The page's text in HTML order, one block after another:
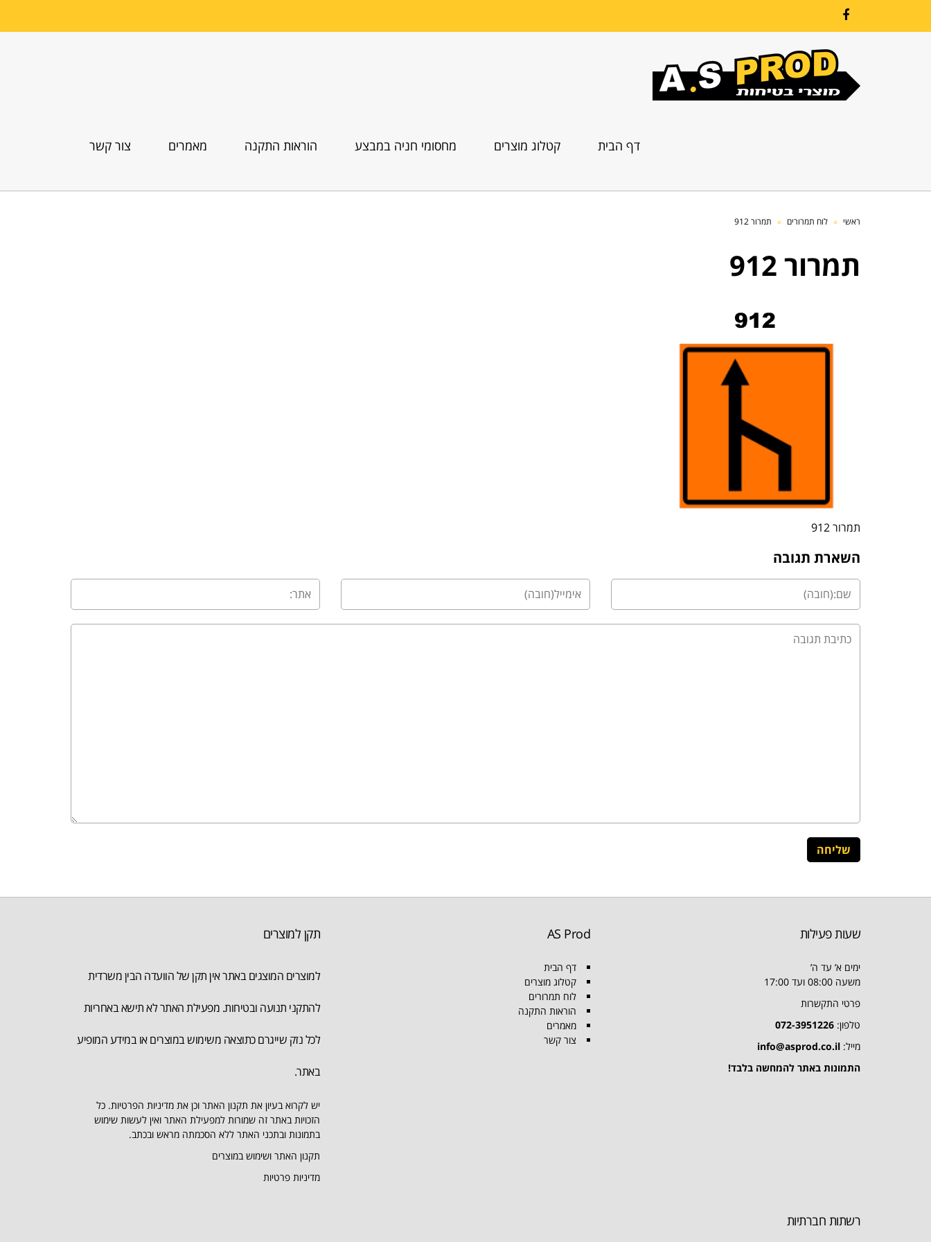
דף הבית קטלוג מוצרים מחסומי חניה במבצע הוראות התקנה מאמרים צור קשר
ראשי » לוח תמרורים » תמרור 912
תמרור 912
תמרור 912
השארת תגובה
שעות פעילות
ימים א’ עד ה’
משעה 08:00 ועד 17:00
פרטי התקשרות
טלפון: 072-3951226
מייל: info@asprod.co.il
התמונות באתר להמחשה בלבד!
AS Prod
דף הבית
קטלוג מוצרים
לוח תמרורים
הוראות התקנה
מאמרים
צור קשר
תקן למוצרים
למוצרים המוצגים באתר אין תקן של הוועדה הבין משרדית
להתקני תנועה ובטיחות. מפעילת האתר לא תישא באחריות
לכל נזק שייגרם כתוצאה משימוש במוצרים או במידע המופיע
באתר.
יש לקרוא בעיון את תקנון האתר וכן את מדיניות הפרטיות. כל
הזכויות באתר זה שמורות למפעילת האתר ואין לעשות שימוש
בתמונות ובתכני האתר ללא הסכמתה מראש ובכתב.
תקנון האתר ושימוש במוצרים
מדיניות פרטיות
רשתות חברתיות